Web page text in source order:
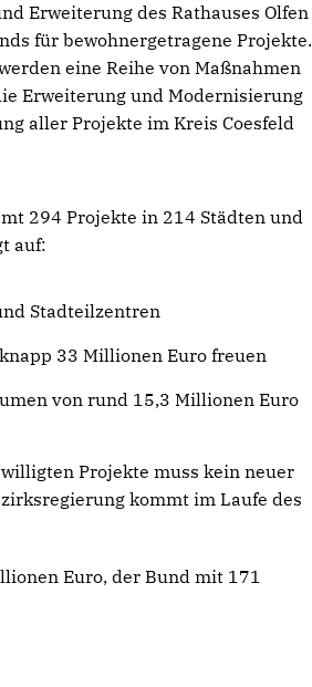
Erweiterung des Rathauses Olfen
für bewohnergetragene Projekte.
eine Reihe von Maßnahmen
Erweiterung und Modernisierung
aller Projekte im Kreis Coesfeld
294 Projekte in 214 Städten und
auf:
Stadteilzentren
33 Millionen Euro freuen
von rund 15,3 Millionen Euro
Projekte muss kein neuer
kommt im Laufe des
Euro, der Bund mit 171